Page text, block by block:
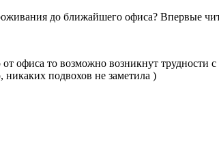
до ближайшего офиса? Впервые
офиса то возможно возникнут трудности
никаких подвохов не заметила )